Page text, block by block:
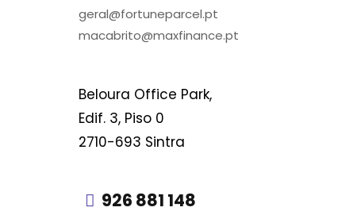
geral@fortuneparcel.pt
macabrito@maxfinance.pt
Beloura Office Park,
Edif. 3, Piso 0
2710-693 Sintra
926 881 148